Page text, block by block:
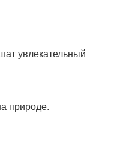
увлекательный
природе.